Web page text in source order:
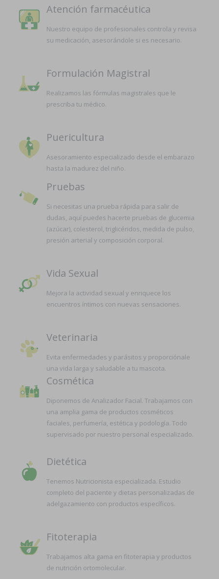
Atención farmacéutica
Nuestro equipo de profesionales controla y revisa
su medicación, asesorándole si es necesario.
Formulación Magistral
Realizamos las fórmulas magistrales que le
prescriba tu médico.
Puericultura
Asesoramiento especializado desde el embarazo
hasta la madurez del niño.
Pruebas
Si necesitas una prueba rápida para salir de
dudas, aquí puedes hacerte pruebas de glucemia
(azúcar), colesterol, triglicéridos, medida de pulso,
presión arterial y composición corporal.
Vida Sexual
Mejora la actividad sexual y enriquece los
encuentros íntimos con nuevas sensaciones.
Veterinaria
Evita enfermedades y parásitos y proporciónale
una vida larga y saludable a tu mascota.
Cosmética
Diponemos de Analizador Facial. Trabajamos con
una amplia gama de productos cosméticos
faciales, perfumería, estética y podología. Todo
supervisado por nuestro personal especializado.
Dietética
Tenemos Nutricionista especializada. Estudio
completo del paciente y dietas personalizadas de
adelgazamiento con productos específicos.
Fitoterapia
Trabajamos alta gama en fitoterapia y productos
de nutrición ortomolecular.